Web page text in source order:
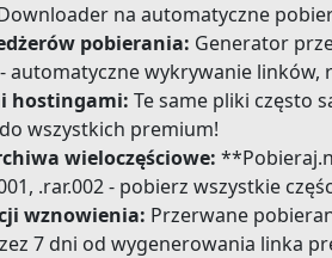
na automatyczne
pobierania: Generator
automatyczne wykrywanie linków,
hostingami: Te same pliki często
wszystkich premium!
wieloczęściowe:
.rar.002 - pobierz wszystkie
wznowienia: Przerwane
7 dni od wygenerowania linka